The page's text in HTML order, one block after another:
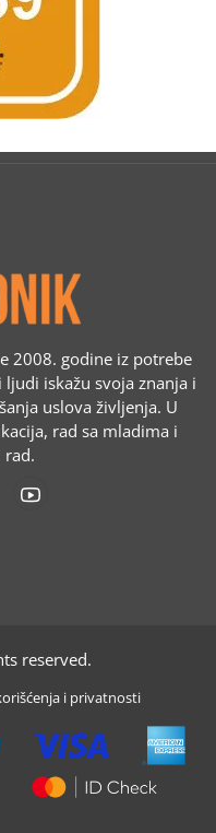
2008. godine iz potrebe
iskažu svoja znanja i
uslova življenja. U
rad sa mladima i
rad.
reserved.
i privatnosti